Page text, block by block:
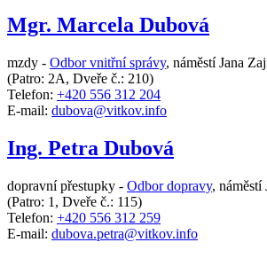
Mgr. Marcela Dubová
mzdy - Odbor vnitřní správy, náměstí Jana
(Patro: 2A, Dveře č.: 210)
Telefon: +420 556 312 204
E-mail: dubova@vitkov.info
Ing. Petra Dubová
dopravní přestupky - Odbor dopravy, náměstí
(Patro: 1, Dveře č.: 115)
Telefon: +420 556 312 259
E-mail: dubova.petra@vitkov.info